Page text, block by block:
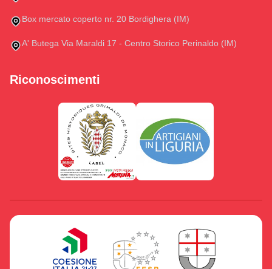
Box mercato coperto nr. 20 Bordighera (IM)
A' Butega Via Maraldi 17 - Centro Storico Perinaldo (IM)
Riconoscimenti